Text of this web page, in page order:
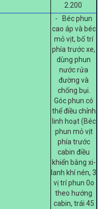
2.200
- Béc phun
cao áp và béc
mỏ vịt, bố trí
phía trước xe,
dùng phun
nước rửa
đường và
chống bụi.
Góc phun có
thể điều chỉnh
linh hoạt (Béc
phun mỏ vịt
phía trước
cabin điều
khiển bằng xi-
lanh khí nén, 3
vị trí phun 0o
theo hướng
cabin, trái 45